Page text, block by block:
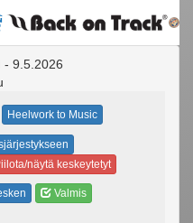
- 9.5.2026
Heelwork to Music
näytä keskeytetyt
Valmis